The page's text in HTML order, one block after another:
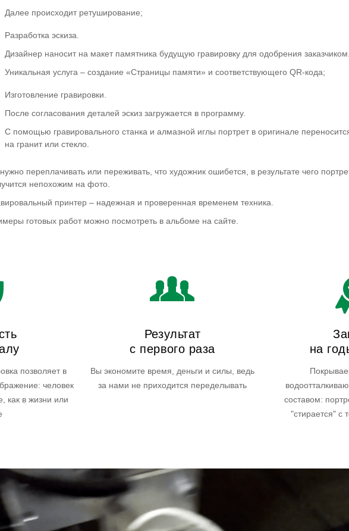
Далее происходит ретуширование;
Разработка эскиза.
Дизайнер наносит на макет памятника будущую гравировку для одобрения заказчиком.
Уникальная услуга – создание «Страницы памяти» и соответствующего QR-кода;
Изготовление гравировки.
После согласования деталей эскиз загружается в программу.
С помощью гравировального станка и алмазной иглы портрет в оригинале
на гранит или стекло.
переплачивать или переживать, что художник ошибется, в результате чего
непохожим на фото.
принтер – надежная и проверенная временем техника.
готовых работ можно посмотреть в альбоме на сайте.
позволяет в
человек
как в жизни или
Результат
с первого раза
Вы экономите время, деньги и силы, ведь
за нами не приходится переделывать
на
составом:
"стирается" с